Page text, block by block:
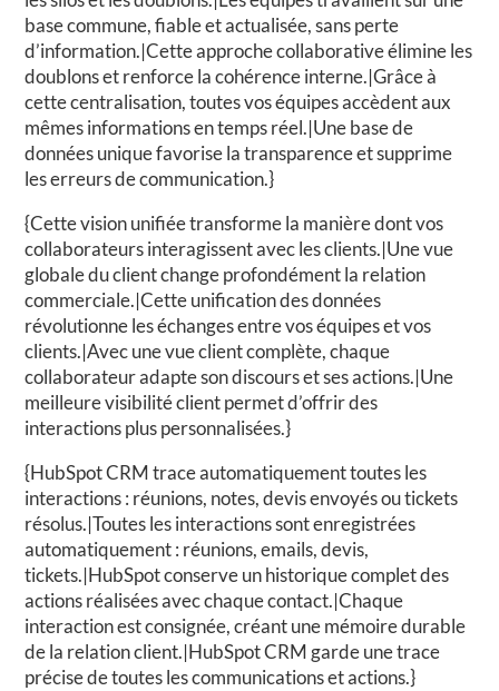
base commune, fiable et actualisée, sans perte
d’information.|Cette approche collaborative élimine les
doublons et renforce la cohérence interne.|Grâce à
cette centralisation, toutes vos équipes accèdent aux
mêmes informations en temps réel.|Une base de
données unique favorise la transparence et supprime
les erreurs de communication.}
{Cette vision unifiée transforme la manière dont vos
collaborateurs interagissent avec les clients.|Une vue
globale du client change profondément la relation
commerciale.|Cette unification des données
révolutionne les échanges entre vos équipes et vos
clients.|Avec une vue client complète, chaque
collaborateur adapte son discours et ses actions.|Une
meilleure visibilité client permet d’offrir des
interactions plus personnalisées.}
{HubSpot CRM trace automatiquement toutes les
interactions : réunions, notes, devis envoyés ou tickets
résolus.|Toutes les interactions sont enregistrées
automatiquement : réunions, emails, devis,
tickets.|HubSpot conserve un historique complet des
actions réalisées avec chaque contact.|Chaque
interaction est consignée, créant une mémoire durable
de la relation client.|HubSpot CRM garde une trace
précise de toutes les communications et actions.}